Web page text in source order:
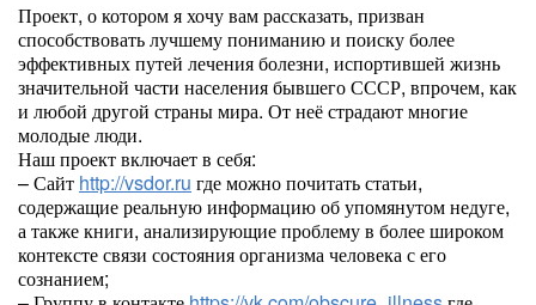
Проект, о котором я хочу вам рассказать, призван
способствовать лучшему пониманию и поиску более
эффективных путей лечения болезни, испортившей жизнь
значительной части населения бывшего СССР, впрочем, как
и любой другой страны мира. От неё страдают многие
молодые люди.
Наш проект включает в себя:
– Сайт http://vsdor.ru где можно почитать статьи,
содержащие реальную информацию об упомянутом недуге,
а также книги, анализирующие проблему в более широком
контексте связи состояния организма человека с его
сознанием;